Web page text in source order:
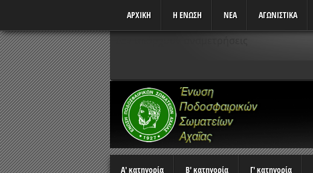
ΑΡΧΙΚΗ Η ΕΝΩΣΗ ΝΕΑ ΑΓΩΝΙΣΤΙΚΆ
Α' κατηγορία Β' κατηγορία Γ' κατηγορία